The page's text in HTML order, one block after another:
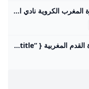
نادي الوداد الرياضي: أسطورة المغرب الكروية نادي الوداد الرياضي هو أحد أعظم وأشهر الأندية في المغرب وإفريقيا، ويحمل تاريخاً حافلاً بالإنجازات التي جعلته رمزاً رياضياً ووطنياً كبيراً. تأسس في 8 مايو 1937 بمدينة الدار البيضاء على يد مجموعة من الشباب المغاربة بينهم محمد بنجلون التويمي الذي اختار اسم النادي وشعاره وألوانه لتعبر عن التآخي والتضامن الوطني، حيث اختير شعار على شكل قلب محاط بالألوان الوطنية الأحمر والأخضر وزيه الأحمر والأبيض رمزاً للدم والحليب. بدأ النادي في كرة الماء سنة 1937 ثم توسع ليشمل كرة السلة عام 1938 وكرة القدم عام 1939، وكان الأب جيكو (محمد بن الحسن العفاني) هو المؤسس والمدرب لفريق كرة القدم، فيما توالت إنشاء فروع رياضية أخرى.
الوداد الرياضي: أسطورة كرة القدم المغربية { “title”: “نادي الوداد الرياضي: تاريخ عريق وإنجازات قارية”, “slug”: “nadi-al-wydad-ar-riyadi-tarikh-wa-injazat”, “subtitle”: “رحلة نادي الوداد الرياضي من التأسيس إلى القمة القارية”, “description”: “اكتشف تاريخ نادي الوداد الرياضي العريق، إنجازاته الكبيرة داخل المغرب وخارجه، وأبرز محطاته مثل الفوز بدوري أبطال إفريقيا 3 مرات، وأبرز لاعبيه الأسطوريين.”, “keywords”: “نادي الوداد الرياضي”, “إنجازات الوداد”, “تاريخ الوداد”, “tags”: “كرة القدم”, “الوداد الرياضي”, “البطولات الأفريقية” }نادي الوداد الرياضي، المعروف اختصاراً بالوداد، هو أحد أعرق وأبرز الأندية الرياضية في المغرب وإفريقيا، تأسس في 8 مايو 1937 بمدينة الدار البيضاء على يد مجموعة من الرواد بقيادة محمد بنجلون التومي.